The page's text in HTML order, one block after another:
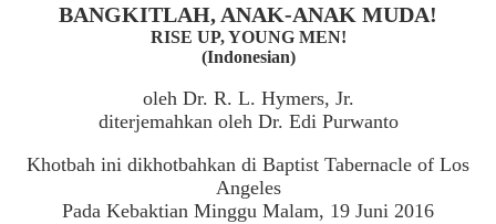
BANGKITLAH, ANAK-ANAK MUDA!
RISE UP, YOUNG MEN!
(Indonesian)
oleh Dr. R. L. Hymers, Jr.
diterjemahkan oleh Dr. Edi Purwanto
Khotbah ini dikhotbahkan di Baptist Tabernacle of Los
Angeles
Pada Kebaktian Minggu Malam, 19 Juni 2016